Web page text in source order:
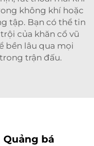
không khí hoặc
tập. Bạn có thể tin
của khăn cổ vũ
bền lâu qua mọi
trận đấu.
Quảng bá